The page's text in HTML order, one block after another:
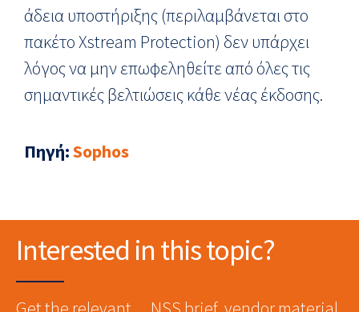
άδεια υποστήριξης (περιλαμβάνεται στο
πακέτο Xstream Protection) δεν υπάρχει
λόγος να μην επωφεληθείτε από όλες τις
σημαντικές βελτιώσεις κάθε νέας έκδοσης.
Πηγή:Sophos
Interested in this topic?